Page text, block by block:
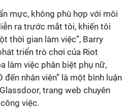
mực, không phù hợp với môi
ra trước mắt tôi, khiến tôi
thời gian làm việc”, Barry
triển trò chơi của Riot
làm việc phân biệt phụ nữ,
nhân viên” là một bình luận
trang web chuyên
việc.